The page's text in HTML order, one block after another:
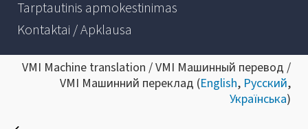
Tarptautinis apmokestinimas
Kontaktai / Apklausa
VMI Machine translation / VMI Машинный перевод /
VMI Машинний переклад (English, Русский,
Українська)